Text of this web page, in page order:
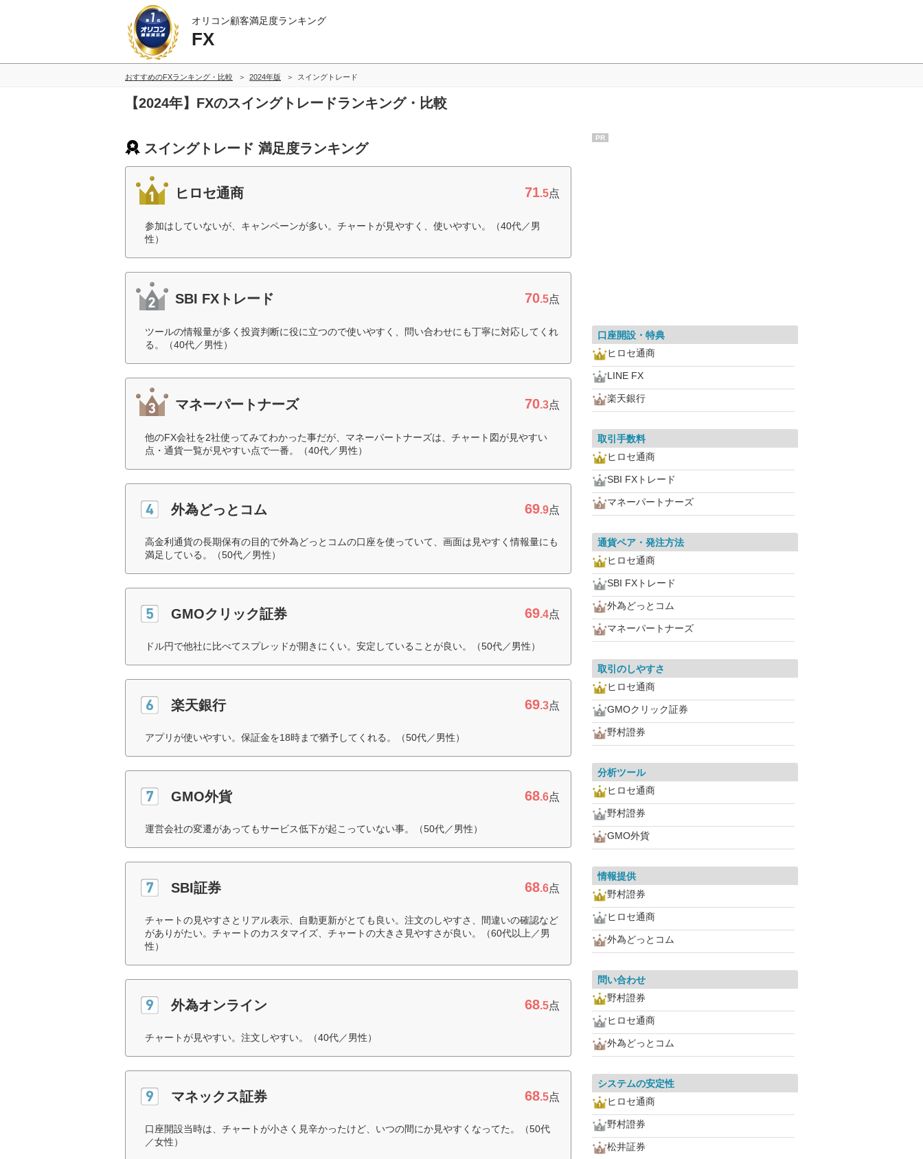
オリコン顧客満足度ランキング
FX
おすすめのFXランキング・比較 2024年版 スイングトレード
【2024年】FXのスイングトレードランキング・比較
スイングトレード 満足度ランキング
ヒロセ通商 71.5点
参加はしていないが、キャンペーンが多い。チャートが見やすく、使いやすい。（40代／男
性）
SBI FXトレード 70.5点
ツールの情報量が多く投資判断に役に立つので使いやすく、問い合わせにも丁寧に対応してくれ
る。（40代／男性）
マネーパートナーズ 70.3点
他のFX会社を2社使ってみてわかった事だが、マネーパートナーズは、チャート図が見やすい
点・通貨一覧が見やすい点で一番。（40代／男性）
外為どっとコム 69.9点
高金利通貨の長期保有の目的で外為どっとコムの口座を使っていて、画面は見やすく情報量にも
満足している。（50代／男性）
GMOクリック証券 69.4点
ドル円で他社に比べてスプレッドが開きにくい。安定していることが良い。（50代／男性）
楽天銀行 69.3点
アプリが使いやすい。保証金を18時まで猶予してくれる。（50代／男性）
GMO外貨 68.6点
運営会社の変遷があってもサービス低下が起こっていない事。（50代／男性）
SBI証券 68.6点
チャートの見やすさとリアル表示、自動更新がとても良い。注文のしやすさ、間違いの確認など
がありがたい。チャートのカスタマイズ、チャートの大きさ見やすさが良い。（60代以上／男
性）
外為オンライン 68.5点
チャートが見やすい。注文しやすい。（40代／男性）
マネックス証券 68.5点
口座開設当時は、チャートが小さく見辛かったけど、いつの間にか見やすくなってた。（50代
／女性）
PR
口座開設・特典
ヒロセ通商
LINE FX
楽天銀行
取引手数料
ヒロセ通商
SBI FXトレード
マネーパートナーズ
通貨ペア・発注方法
ヒロセ通商
SBI FXトレード
外為どっとコム
マネーパートナーズ
取引のしやすさ
ヒロセ通商
GMOクリック証券
野村證券
分析ツール
ヒロセ通商
野村證券
GMO外貨
情報提供
野村證券
ヒロセ通商
外為どっとコム
問い合わせ
野村證券
ヒロセ通商
外為どっとコム
システムの安定性
ヒロセ通商
野村證券
松井証券